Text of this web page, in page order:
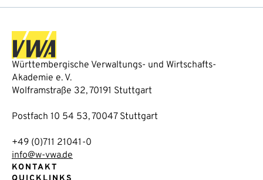
Württembergische Verwaltungs- und Wirtschafts-
Akademie e. V.
Wolframstraße 32, 70191 Stuttgart
Postfach 10 54 53, 70047 Stuttgart
+49 (0)711 21041-0
info@w-vwa.de
KONTAKT